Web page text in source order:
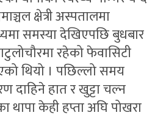
क्षेत्री अस्पतालमा
समस्या देखिएपछि बुधबार
रहेको फेवासिटी
थियो । पछिल्लो समय
दाहिने हात र खुट्टा चल्न
थापा केही हप्ता अघि पोखरा